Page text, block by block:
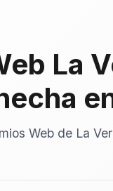
La
Web de La